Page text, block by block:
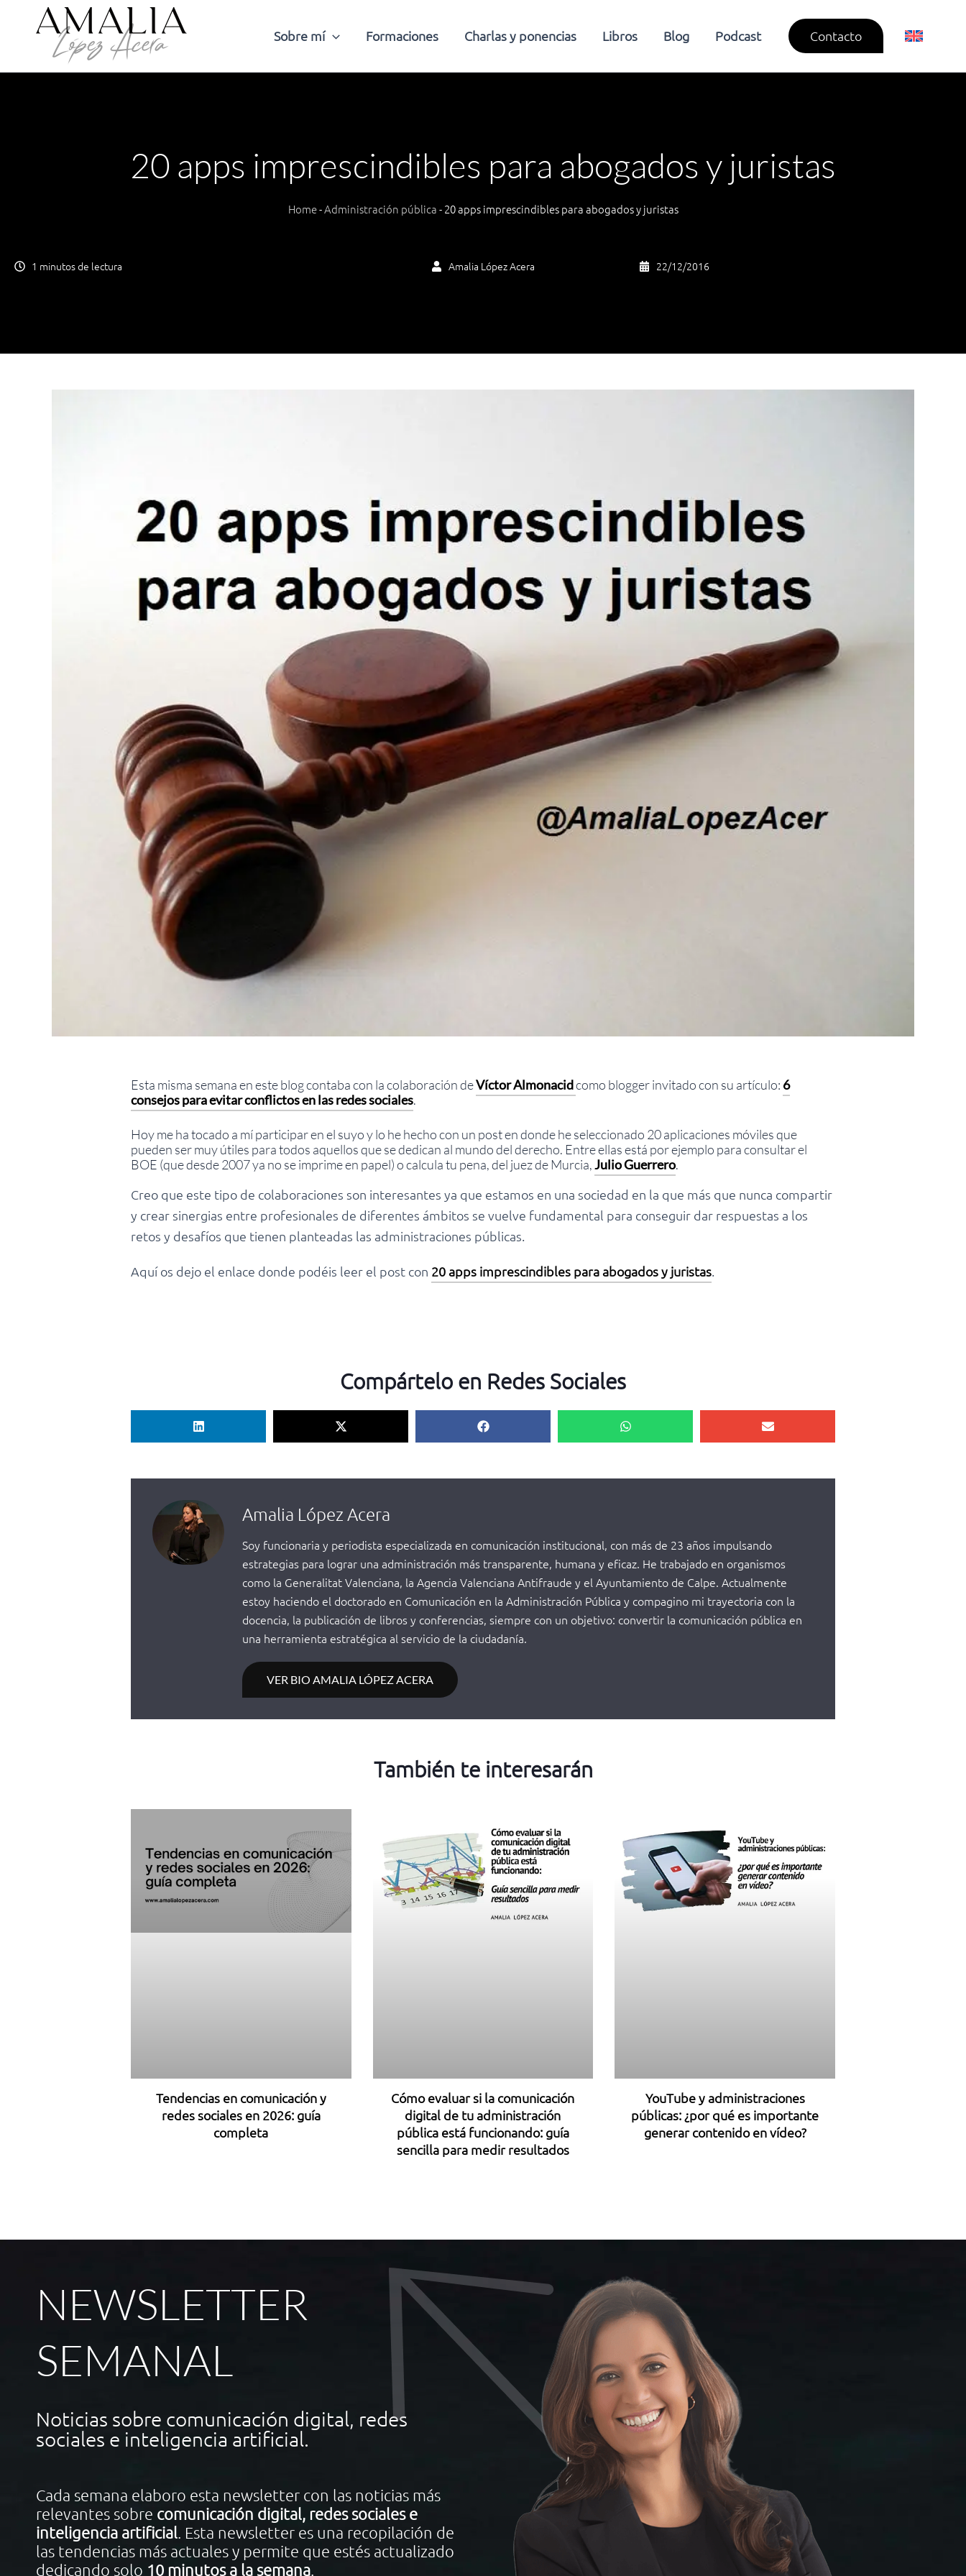
contenido
Sobre mí Formaciones Charlas y ponencias Libros Blog Podcast Contacto
20 apps imprescindibles para abogados y juristas
Home-Administración pública-20 apps imprescindibles para abogados y juristas
1 minutos de lectura Amalia López Acera 22/12/2016
Esta misma semana en este blog contaba con la colaboración deVíctor Almonacidcomo blogger invitado con su artículo: 6
consejos para evitar conflictos en las redes sociales.
Hoy me ha tocado a mí participar en el suyo y lo he hecho con un post en donde he seleccionado 20 aplicaciones móviles que
pueden ser muy útiles para todos aquellos que se dedican al mundo del derecho. Entre ellas está por ejemplo para consultar el
BOE (que desde 2007 ya no se imprime en papel) o calcula tu pena, del juez de Murcia,Julio Guerrero.
Creo que este tipo de colaboraciones son interesantes ya que estamos en una sociedad en la que más que nunca compartir
y crear sinergias entre profesionales de diferentes ámbitos se vuelve fundamental para conseguir dar respuestas a los
retos y desafíos que tienen planteadas las administraciones públicas.
Aquí os dejo el enlace donde podéis leer el post con 20 apps imprescindibles para abogados y juristas.
Compártelo en Redes Sociales
Amalia López Acera
Soy funcionaria y periodista especializada en comunicación institucional, con más de 23 años impulsando
estrategias para lograr una administración más transparente, humana y eficaz. He trabajado en organismos
como la Generalitat Valenciana, la Agencia Valenciana Antifraude y el Ayuntamiento de Calpe. Actualmente
estoy haciendo el doctorado en Comunicación en la Administración Pública y compagino mi trayectoria con la
docencia, la publicación de libros y conferencias, siempre con un objetivo: convertir la comunicación pública en
una herramienta estratégica al servicio de la ciudadanía.
VER BIO AMALIA LÓPEZ ACERA
También te interesarán
Tendencias en comunicación y
redes sociales en 2026: guía
completa
Cómo evaluar si la comunicación
digital de tu administración
pública está funcionando: guía
sencilla para medir resultados
YouTube y administraciones
públicas: ¿por qué es importante
generar contenido en vídeo?
NEWSLETTER
SEMANAL
Noticias sobre comunicación digital, redes
sociales e inteligencia artificial.
Cada semana elaboro esta newsletter con las noticias más
relevantes sobre comunicación digital, redes sociales e
inteligencia artificial . Esta newsletter es una recopilación de
las tendencias más actuales y permite que estés actualizado
dedicando solo 10 minutos a la semana